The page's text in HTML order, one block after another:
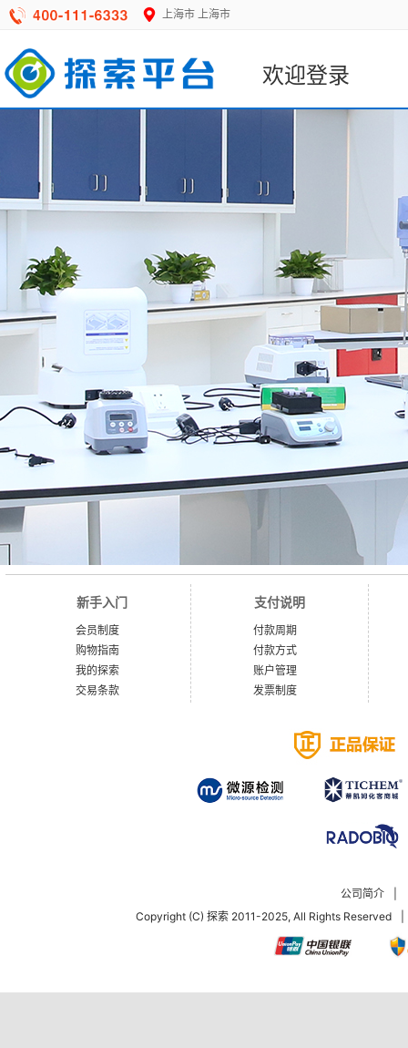
上海市 上海市
欢迎登录
新手入门
会员制度
购物指南
我的探索
交易条款
支付说明
付款周期
付款方式
账户管理
发票制度
公司简介
Copyright (C) 探索 2011-2025, All Rights Reserved